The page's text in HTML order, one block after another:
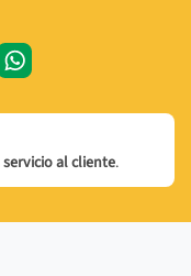
servicio al cliente.